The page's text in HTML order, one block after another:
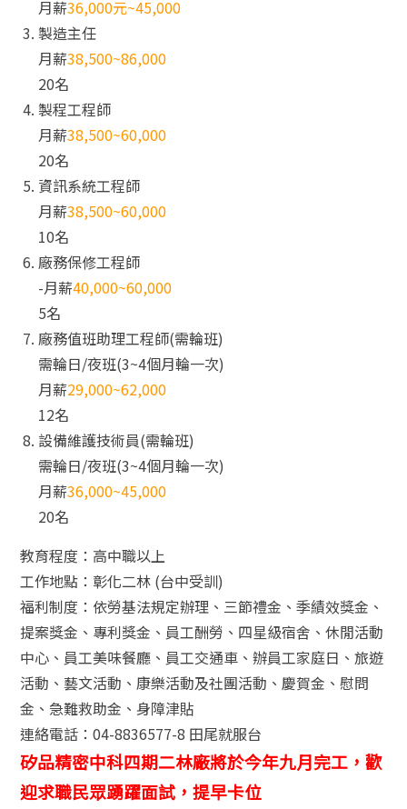
月薪36,000元~45,000
製造主任
月薪38,500~86,000
20名
製程工程師
月薪38,500~60,000
20名
資訊系統工程師
月薪38,500~60,000
10名
廠務保修工程師
-月薪40,000~60,000
5名
廠務值班助理工程師(需輪班)
需輪日/夜班(3~4個月輪一次)
月薪29,000~62,000
12名
設備維護技術員(需輪班)
需輪日/夜班(3~4個月輪一次)
月薪36,000~45,000
20名
教育程度：高中職以上
工作地點：彰化二林 (台中受訓)
福利制度：依勞基法規定辦理、三節禮金、季績效獎金、
提案獎金、專利獎金、員工酬勞、四星級宿舍、休閒活動
中心、員工美味餐廳、員工交通車、辦員工家庭日、旅遊
活動、藝文活動、康樂活動及社團活動、慶賀金、慰問
金、急難救助金、身障津貼
連絡電話：04-8836577-8 田尾就服台
矽品精密中科四期二林廠將於今年九月完工，歡
迎求職民眾踴躍面試，提早卡位